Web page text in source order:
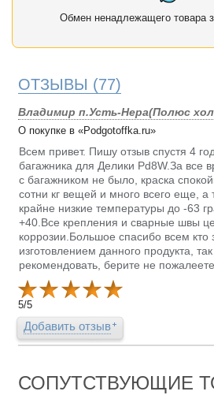
Обмен ненадлежащего товара
ОТЗЫВЫ (77)
Владимир п.Усть-Нера(Полюс
О покупке в «Podgotoffka.ru»
Всем привет. Пишу отзыв спустя 4
багажника для Делики Pd8W.За все
с багажником не было, краска
сотни кг вещей и много всего еще, а
крайне низкие температуры до -63
+40.Все крепления и сварные швы
коррозии.Большое спасибо всем кто
изготовлением данного продукта,
рекомендовать, берите не
5/5
Добавить отзыв
СОПУТСТВУЮЩИЕ